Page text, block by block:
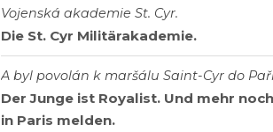
Vojenská akademie St. Cyr.
Die St. Cyr Militärakademie.
A byl povolán k maršálu Saint-Cyr do
Der Junge ist Royalist. Und mehr
in Paris melden.